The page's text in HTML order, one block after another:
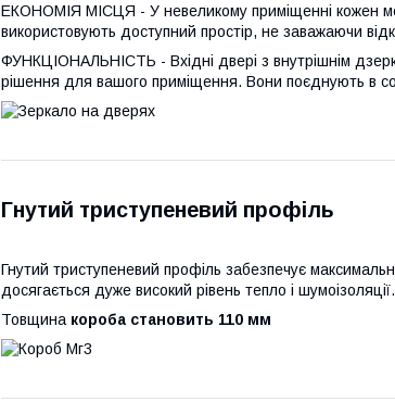
ЕКОНОМІЯ МІСЦЯ - У невеликому приміщенні кожен
використовують доступний простір, не заважаючи
ФУНКЦІОНАЛЬНІСТЬ - Вхідні двері з внутрішнім
рішення для вашого приміщення. Вони поєднують в
Гнутий триступеневий профіль
Гнутий триступеневий профіль забезпечує
досягається дуже високий рівень тепло і шумоізоляції.
Товщина короба становить 110 мм